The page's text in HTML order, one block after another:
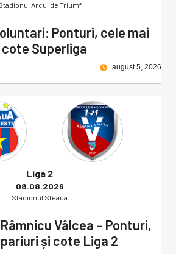
Arcul de Triumf
Ponturi, cele mai
Superliga
august 5, 2026
Liga 2
08.08.2026
Stadionul Steaua
Vâlcea – Ponturi,
și cote Liga 2